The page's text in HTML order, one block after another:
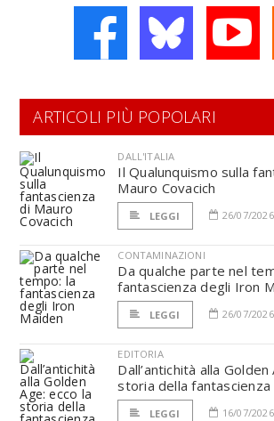
ARTICOLI PIÙ POPOLARI
DALL'ITALIA
Il Qualunquismo sulla
Mauro Covacich
LEGGI 26/07/2026
CONTAMINAZIONI
Da qualche parte nel
fantascienza degli Iron
LEGGI 26/07/2026
EDITORIA
Dall’antichità alla Golden
storia della
LEGGI 16/07/2026